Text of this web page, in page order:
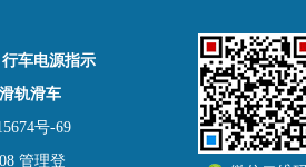
车电源指示
轨滑车
号-69
管理登